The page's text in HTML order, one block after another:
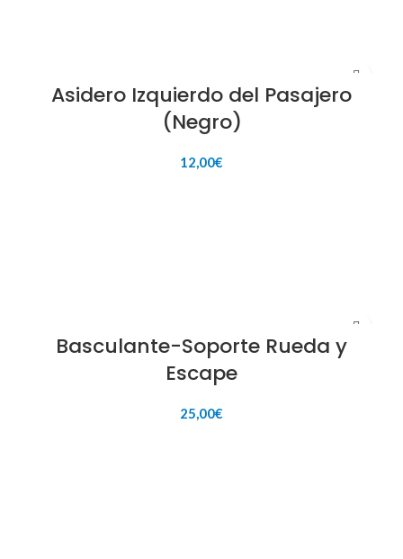
Asidero Izquierdo del Pasajero
(Negro)
12,00€
Basculante-Soporte Rueda y
Escape
25,00€